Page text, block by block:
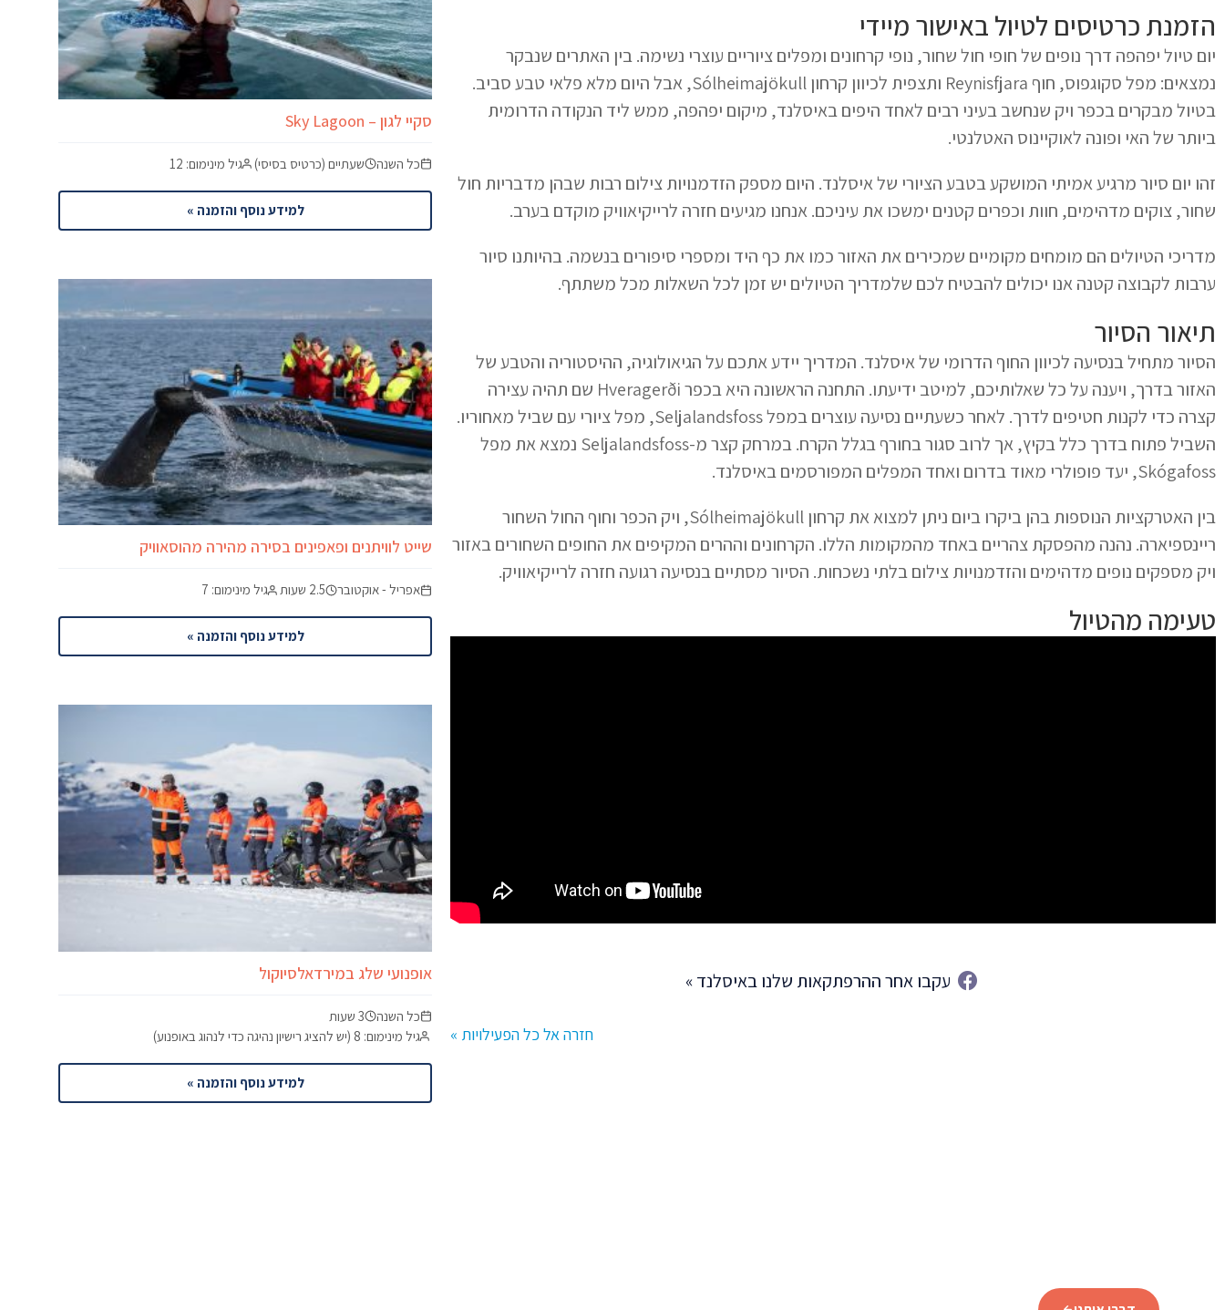
הזמנת כרטיסים לטיול באישור מיידי
יום טיול יפהפה דרך נופים של חופי חול שחור, נופי קרחונים ומפלים ציוריים עוצרי נשימה. בין האתרים שנבקר
נמצאים: מפל סקוגפוס, חוף Reynisfjara ותצפית לכיוון קרחון Sólheimajökull, אבל היום מלא פלאי טבע סביב.
בטיול מבקרים בכפר ויק שנחשב בעיני רבים לאחד היפים באיסלנד, מיקום יפהפה, ממש ליד הנקודה הדרומית
ביותר של האי ופונה לאוקיינוס האטלנטי.
זהו יום סיור מרגיע אמיתי המושקע בטבע הציורי של איסלנד. היום מספק הזדמנויות צילום רבות שבהן מדבריות חול
שחור, צוקים מדהימים, חוות וכפרים קטנים ימשכו את עיניכם. אנחנו מגיעים חזרה לרייקיאוויק מוקדם בערב.
מדריכי הטיולים הם מומחים מקומיים שמכירים את האזור כמו את כף היד ומספרי סיפורים בנשמה. בהיותנו סיור
ערבות לקבוצה קטנה אנו יכולים להבטיח לכם שלמדריך הטיולים יש זמן לכל השאלות מכל משתתף.
תיאור הסיור
הסיור מתחיל בנסיעה לכיוון החוף הדרומי של איסלנד. המדריך יידע אתכם על הגיאולוגיה, ההיסטוריה והטבע של
האזור בדרך, ויענה על כל שאלותיכם, למיטב ידיעתו. התחנה הראשונה היא בכפר Hveragerði שם תהיה עצירה
קצרה כדי לקנות חטיפים לדרך. לאחר כשעתיים נסיעה עוצרים במפל Seljalandsfoss, מפל ציורי עם שביל מאחוריו.
השביל פתוח בדרך כלל בקיץ, אך לרוב סגור בחורף בגלל הקרח. במרחק קצר מ-Seljalandsfoss נמצא את מפל
Skógafoss, יעד פופולרי מאוד בדרום ואחד המפלים המפורסמים באיסלנד.
בין האטרקציות הנוספות בהן ביקרו ביום ניתן למצוא את קרחון Sólheimajökull, ויק הכפר וחוף החול השחור
ריינספיארה. נהנה מהפסקת צהריים באחד מהמקומות הללו. הקרחונים וההרים המקיפים את החופים השחורים באזור
ויק מספקים נופים מדהימים והזדמנויות צילום בלתי נשכחות. הסיור מסתיים בנסיעה רגועה חזרה לרייקיאוויק.
טעימה מהטיול
עקבו אחר ההרפתקאות שלנו באיסלנד »
חזרה אל כל הפעילויות »
סקיי לגון – Sky Lagoon
כל השנה שעתיים (כרטיס בסיסי) גיל מינימום: 12
למידע נוסף והזמנה »
שייט לוויתנים ופאפינים בסירה מהירה מהוסאוויק
אפריל - אוקטובר 2.5 שעות גיל מינימום: 7
למידע נוסף והזמנה »
אופנועי שלג במירדאלסיוקול
כל השנה
3 שעות
גיל מינימום: 8 (יש להציג רישיון נהיגה כדי לנהוג באופנוע)
למידע נוסף והזמנה »